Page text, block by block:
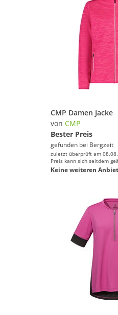
CMP Damen Jacke
von CMP
Bester Preis
gefunden bei Bergzeit
zuletzt überprüft am
Preis kann sich seitdem
Keine weiteren